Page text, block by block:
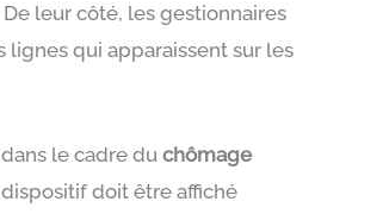
leur côté, les gestionnaires
lignes qui apparaissent sur les
le cadre du chômage
doit être affiché